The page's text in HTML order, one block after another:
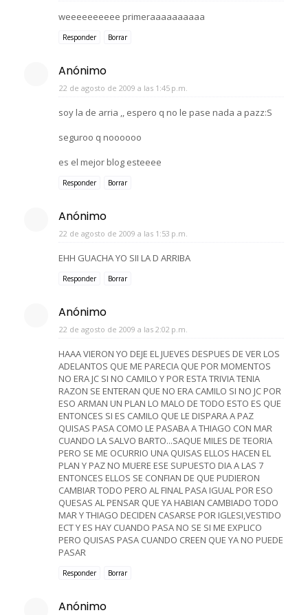
weeeeeeeeee primeraaaaaaaaaa
Responder Borrar
Anónimo
22 de agosto de 2009 a las 1:45 p.m.
soy la de arria ,, espero q no le pase nada a pazz:S
seguroo q noooooo
es el mejor blog esteeee
Responder Borrar
Anónimo
22 de agosto de 2009 a las 1:53 p.m.
EHH GUACHA YO SII LA D ARRIBA
Responder Borrar
Anónimo
22 de agosto de 2009 a las 2:02 p.m.
HAAA VIERON YO DEJE EL JUEVES DESPUES DE VER LOS
ADELANTOS QUE ME PARECIA QUE POR MOMENTOS
NO ERA JC SI NO CAMILO Y POR ESTA TRIVIA TENIA
RAZON SE ENTERAN QUE NO ERA CAMILO SI NO JC POR
ESO ARMAN UN PLAN LO MALO DE TODO ESTO ES QUE
ENTONCES SI ES CAMILO QUE LE DISPARA A PAZ
QUISAS PASA COMO LE PASABA A THIAGO CON MAR
CUANDO LA SALVO BARTO...SAQUE MILES DE TEORIA
PERO SE ME OCURRIO UNA QUISAS ELLOS HACEN EL
PLAN Y PAZ NO MUERE ESE SUPUESTO DIA A LAS 7
ENTONCES ELLOS SE CONFIAN DE QUE PUDIERON
CAMBIAR TODO PERO AL FINAL PASA IGUAL POR ESO
QUESAS AL PENSAR QUE YA HABIAN CAMBIADO TODO
MAR Y THIAGO DECIDEN CASARSE POR IGLESI,VESTIDO
ECT Y ES HAY CUANDO PASA NO SE SI ME EXPLICO
PERO QUISAS PASA CUANDO CREEN QUE YA NO PUEDE
PASAR
Responder Borrar
Anónimo